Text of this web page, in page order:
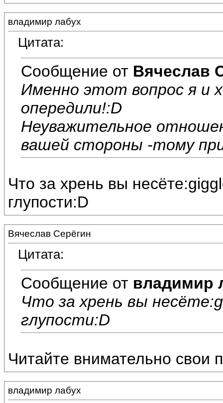
владимир лабух
Цитата:
Сообщение от Вячеслав
Именно этот вопрос я и
опередили!:D
Неуважительное
вашей стороны -тому
Что за хрень вы
глупости:D
Вячеслав Серёгин
Цитата:
Сообщение от владимир
Что за хрень вы
глупости:D
Читайте внимательно свои
владимир лабух